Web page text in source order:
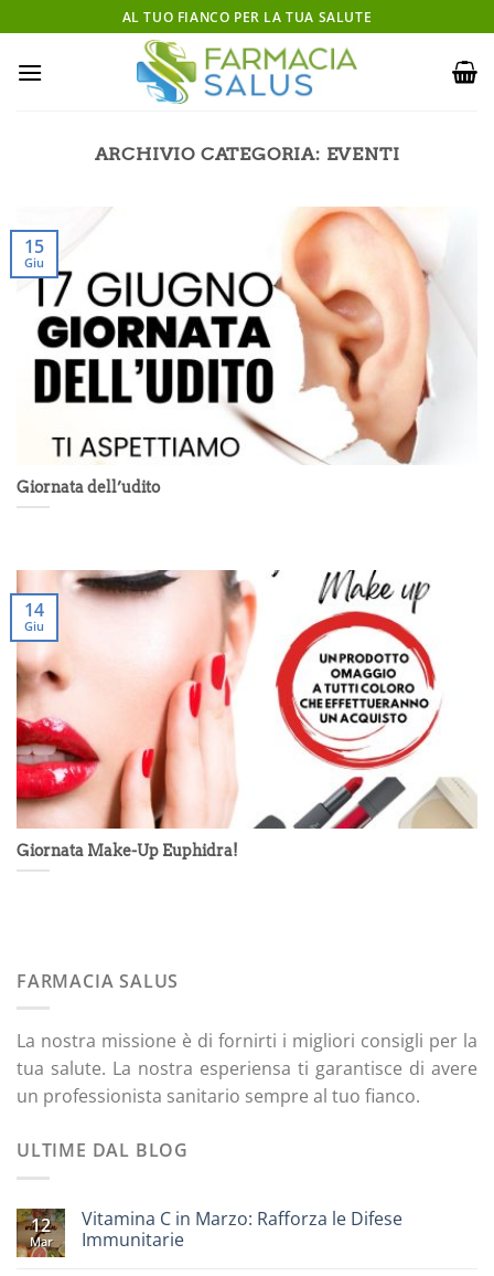
ai
contenuti
AL TUO FIANCO PER LA TUA SALUTE
ARCHIVIO CATEGORIA: EVENTI
Giornata dell’udito
15
Giu
Giornata Make-Up Euphidra!
14
Giu
FARMACIA SALUS
La nostra missione è di fornirti i migliori consigli per la
tua salute. La nostra esperiensa ti garantisce di avere
un professionista sanitario sempre al tuo fianco.
ULTIME DAL BLOG
12
Mar
Vitamina C in Marzo: Rafforza le Difese
Immunitarie